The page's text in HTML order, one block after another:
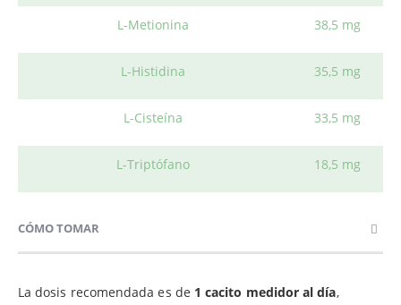
L-Metionina 38,5 mg
L-Histidina 35,5 mg
L-Cisteína 33,5 mg
L-Triptófano 18,5 mg
CÓMO TOMAR
La dosis recomendada es de 1 cacito medidor al día,